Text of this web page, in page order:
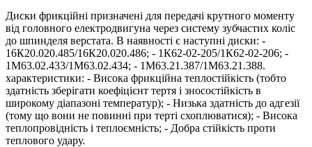
Диски фрикційні призначені для передачі крутного моменту
від головного електродвигуна через систему зубчастих коліс
до шпинделя верстата. В наявності є наступні диски: -
16К20.020.485/16К20.020.486; - 1К62-02-205/1К62-02-206; -
1М63.02.433/1М63.02.434; - 1М63.21.387/1М63.21.388.
характеристики: - Висока фрикційна теплостійкість (тобто
здатність зберігати коефіцієнт тертя і зносостійкість в
широкому діапазоні температур); - Низька здатність до адгезії
(тому що вони не повинні при терті схоплюватися); - Висока
теплопровідність і теплоємність; - Добра стійкість проти
теплового удару.